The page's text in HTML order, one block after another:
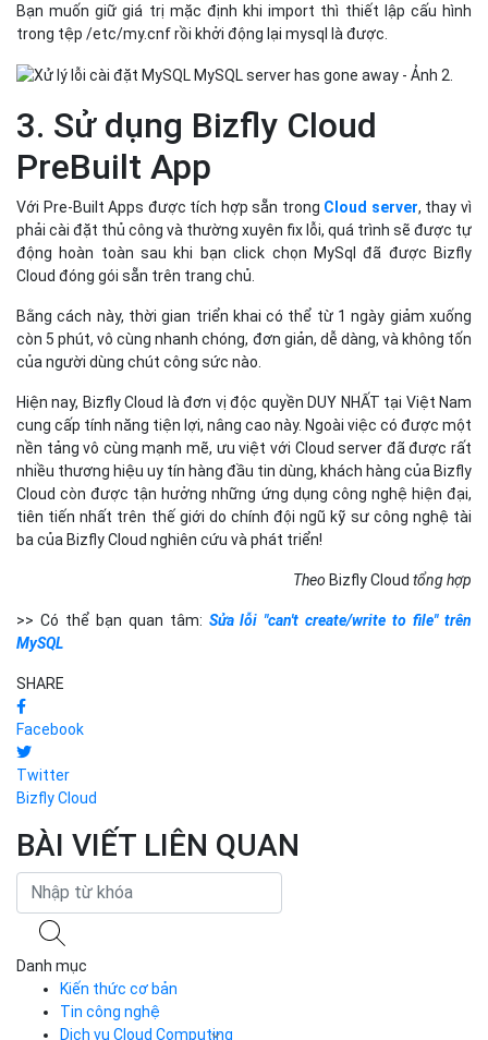
Bạn muốn giữ giá trị mặc định khi import thì thiết lập cấu hình
trong tệp /etc/my.cnf rồi khởi động lại mysql là được.
3. Sử dụng Bizfly Cloud
PreBuilt App
Với Pre-Built Apps được tích hợp sẵn trong Cloud server, thay vì
phải cài đặt thủ công và thường xuyên fix lỗi, quá trình sẽ được tự
động hoàn toàn sau khi bạn click chọn MySql đã được Bizfly
Cloud đóng gói sẵn trên trang chủ.
Bằng cách này, thời gian triển khai có thể từ 1 ngày giảm xuống
còn 5 phút, vô cùng nhanh chóng, đơn giản, dễ dàng, và không tốn
của người dùng chút công sức nào.
Hiện nay, Bizfly Cloud là đơn vị độc quyền DUY NHẤT tại Việt Nam
cung cấp tính năng tiện lợi, nâng cao này. Ngoài việc có được một
nền tảng vô cùng mạnh mẽ, ưu việt với Cloud server đã được rất
nhiều thương hiệu uy tín hàng đầu tin dùng, khách hàng của Bizfly
Cloud còn được tận hưởng những ứng dụng công nghệ hiện đại,
tiên tiến nhất trên thế giới do chính đội ngũ kỹ sư công nghệ tài
ba của Bizfly Cloud nghiên cứu và phát triển!
Theo Bizfly Cloud tổng hợp
>> Có thể bạn quan tâm: Sửa lỗi "can't create/write to file" trên
MySQL
SHARE
Facebook
Twitter
Bizfly Cloud
BÀI VIẾT LIÊN QUAN
Danh mục
Kiến thức cơ bản
Tin công nghệ
Dịch vụ Cloud Computing